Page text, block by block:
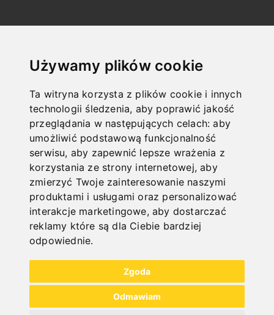
Używamy plików cookie
Ta witryna korzysta z plików cookie i innych
technologii śledzenia, aby poprawić jakość
przeglądania w następujących celach:aby
umożliwić podstawową funkcjonalność
serwisu, aby zapewnić lepsze wrażenia z
korzystania ze strony internetowej,aby
zmierzyć Twoje zainteresowanie naszymi
produktami i usługami oraz personalizować
interakcje marketingowe,aby dostarczać
reklamy które są dla Ciebie bardziej
odpowiednie.
Zgoda
Odmawiam
NEW PRODUCTS
SAW BAND BIFLEX 4290 X 34 X 1,1 - VARIO
4/6 TPI